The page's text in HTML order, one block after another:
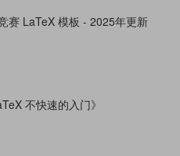
赛 LaTeX 模板 - 2025年更新
不快速的入门》